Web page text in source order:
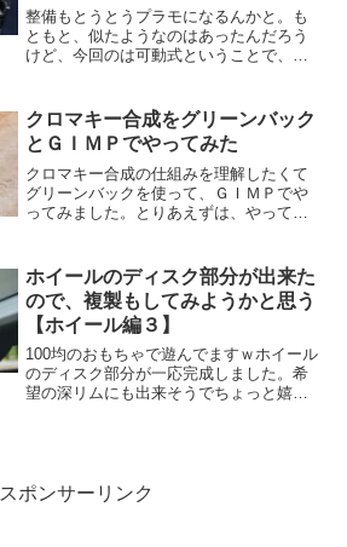
整備もとうとうプラモになるんかと。も
ともと、似たようなのはあったんだろう
けど、今回のは可動式ということで、興
るんじゃないかと思います。整備士にス
ポットがあたるって何だか嬉しいｗ
クロマキー合成をグリーンバック
とＧＩＭＰでやってみた
クロマキー合成の仕組みを理解したくて
グリーンバックを使って、ＧＩＭＰでや
ってみました。とりあえずは、やってみ
た感はありますけど、本人が理解できた
のでよしとしてください。
ホイールのディスク部分が出来た
ので、複製もしてみようかと思う
【ホイール編３】
100均のおもちゃで遊んでますｗホイール
のディスク部分が一応完成しました。希
望の深リムにも出来そうでちょっと嬉し
スポンサーリンク